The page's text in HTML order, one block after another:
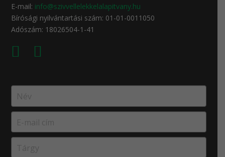
E-mail: info@szivvellelekkelalapitvany.hu
Bírósági nyilvántartási szám: 01-01-0011050
Adószám: 18026504-1-41